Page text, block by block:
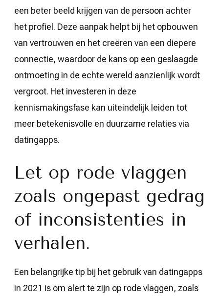
een beter beeld krijgen van de persoon achter
het profiel. Deze aanpak helpt bij het opbouwen
van vertrouwen en het creëren van een diepere
connectie, waardoor de kans op een geslaagde
ontmoeting in de echte wereld aanzienlijk wordt
vergroot. Het investeren in deze
kennismakingsfase kan uiteindelijk leiden tot
meer betekenisvolle en duurzame relaties via
datingapps.
Let op rode vlaggen
zoals ongepast gedrag
of inconsistenties in
verhalen.
Een belangrijke tip bij het gebruik van datingapps
in 2021 is om alert te zijn op rode vlaggen, zoals